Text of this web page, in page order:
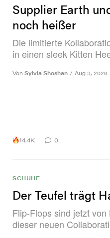
Supplier Earth
noch heißer
Die limitierte
in einen sleek Kitten
Von Sylvia Shoshan / Aug 3, 2026
14.4K 0
SCHUHE
Der Teufel trägt
Flip-Flops sind jetzt
dieser neuen